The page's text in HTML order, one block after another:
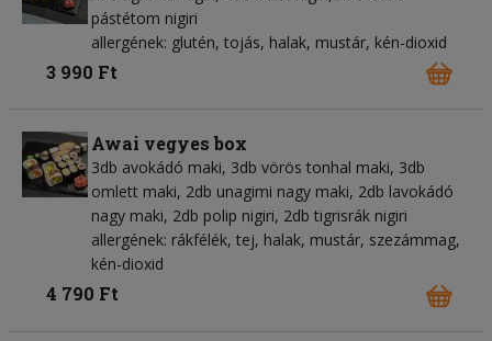
pástétom nigiri
allergének: glutén, tojás, halak, mustár, kén-dioxid
3 990 Ft
Awai vegyes box
3db avokádó maki, 3db vörös tonhal maki, 3db
omlett maki, 2db unagimi nagy maki, 2db lavokádó
nagy maki, 2db polip nigiri, 2db tigrisrák nigiri
allergének: rákfélék, tej, halak, mustár, szezámmag,
kén-dioxid
4 790 Ft